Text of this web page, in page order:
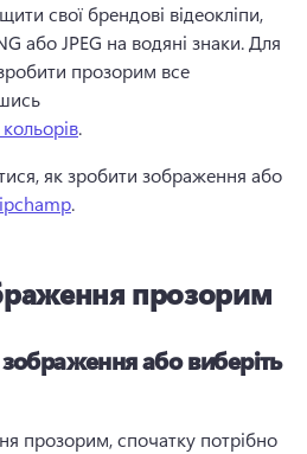
свої брендові відеокліпи,
або JPEG на водяні знаки. Для
прозорим все
.
як зробити зображення або
.
прозорим
або виберіть
прозорим, спочатку потрібно